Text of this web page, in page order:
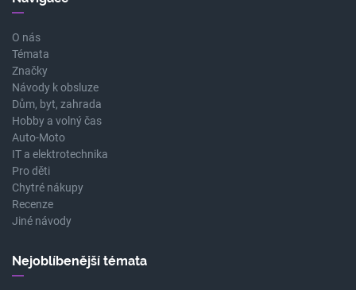
O nás
Témata
Značky
Návody k obsluze
Dům, byt, zahrada
Hobby a volný čas
Auto-Moto
IT a elektrotechnika
Pro děti
Chytré nákupy
Recenze
Jiné návody
Nejoblíbenější témata